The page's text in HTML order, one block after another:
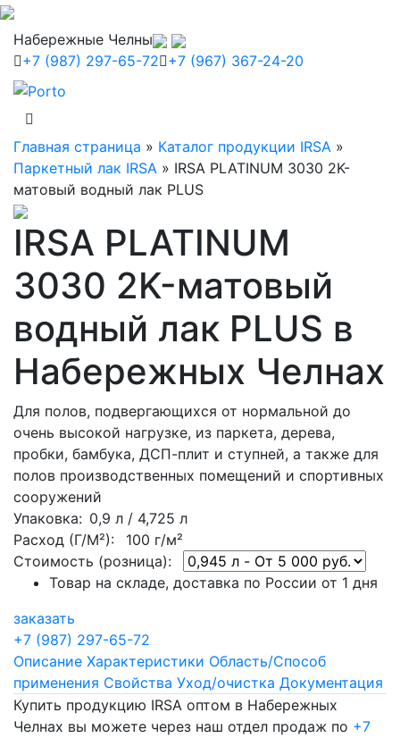
Набережные Челны
+7 (987) 297-65-72 +7 (967) 367-24-20
Главная страница » Каталог продукции IRSA »
Паркетный лак IRSA » IRSA PLATINUM 3030 2K-
матовый водный лак PLUS
IRSA PLATINUM
3030 2K-матовый
водный лак PLUS в
Набережных Челнах
Для полов, подвергающихся от нормальной до
очень высокой нагрузке, из паркета, дерева,
пробки, бамбука, ДСП-плит и ступней, а также для
полов производственных помещений и спортивных
сооружений
Упаковка: 0,9 л / 4,725 л
Расход (Г/М²): 100 г/м²
Стоимость (розница):
Товар на складе, доставка по России от 1 дня
заказать
+7 (987) 297-65-72
Описание Характеристики Область/Способ
применения Свойства Уход/очистка Документация
Купить продукцию IRSA оптом в Набережных
Челнах вы можете через наш отдел продаж по +7